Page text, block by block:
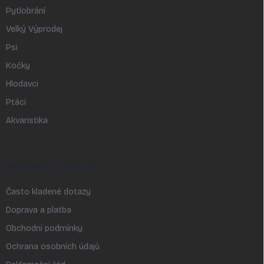
Pytlobrání
Velký Výprodej
Psi
Kočky
Hlodavci
Ptáci
Akvaristika
Často kladené dotazy
Doprava a platba
Obchodní podmínky
Ochrana osobních údajů